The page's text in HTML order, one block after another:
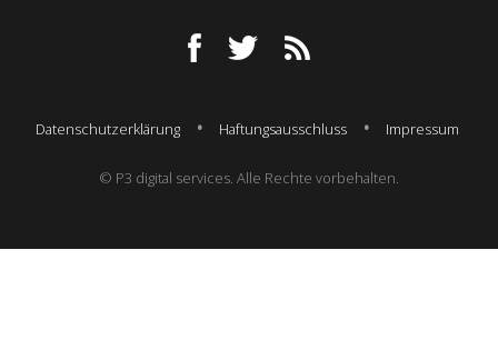
Datenschutzerklärung Haftungsausschluss Impressum
© P3 digital services. Alle Rechte vorbehalten.